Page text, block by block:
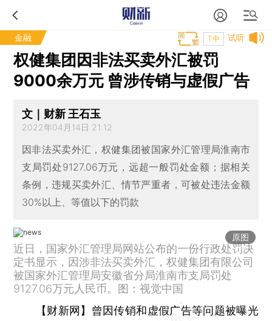
金融 试听
T中
权健集团因非法买卖外汇被罚
9000余万元 曾涉传销与虚假广告
文｜财新 王石玉
2022年04月14日 21:12
因非法买卖外汇，权健集团被国家外汇管理局淮南市
支局罚处9127.06万元，远超一般罚处金额；据相关
条例，违规买卖外汇、情节严重者，可被处违法金额
30%以上、等值以下的罚款
原图
近日，国家外汇管理局网站公布的一份行政处罚决
定书显示，因涉非法买卖外汇，权健集团有限公司
被国家外汇管理局安徽省分局淮南市支局罚处
9127.06万元人民币。图：视觉中国
【财新网】 曾因传销和虚假广告等问题被曝光